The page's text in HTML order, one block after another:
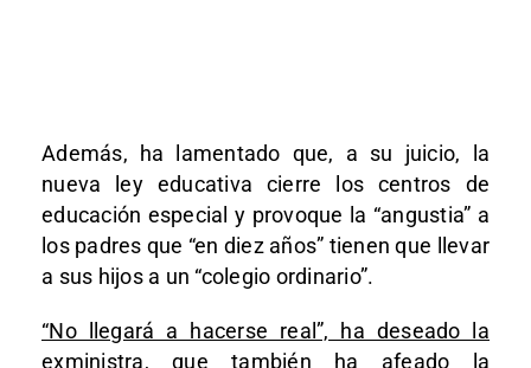
Además, ha lamentado que, a su juicio, la
nueva ley educativa cierre los centros de
educación especial y provoque la “angustia” a
los padres que “en diez años” tienen que llevar
a sus hijos a un “colegio ordinario”.
“No llegará a hacerse real”, ha deseado la
exministra, que también ha afeado la